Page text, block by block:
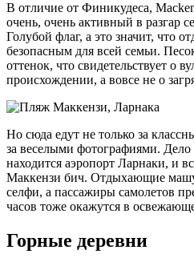
В отличие от Финикудеса,
очень, очень активный в разгар
Голубой флаг, а это значит, что
безопасным для всей семьи.
оттенок, что свидетельствует о
происхождении, а вовсе не о
Но сюда едут не только за
за веселыми фотографиями.
находится аэропорт Ларнаки, и
Маккензи бич. Отдыхающие
селфи, а пассажиры самолетов
часов тоже окажутся в
Горные деревни